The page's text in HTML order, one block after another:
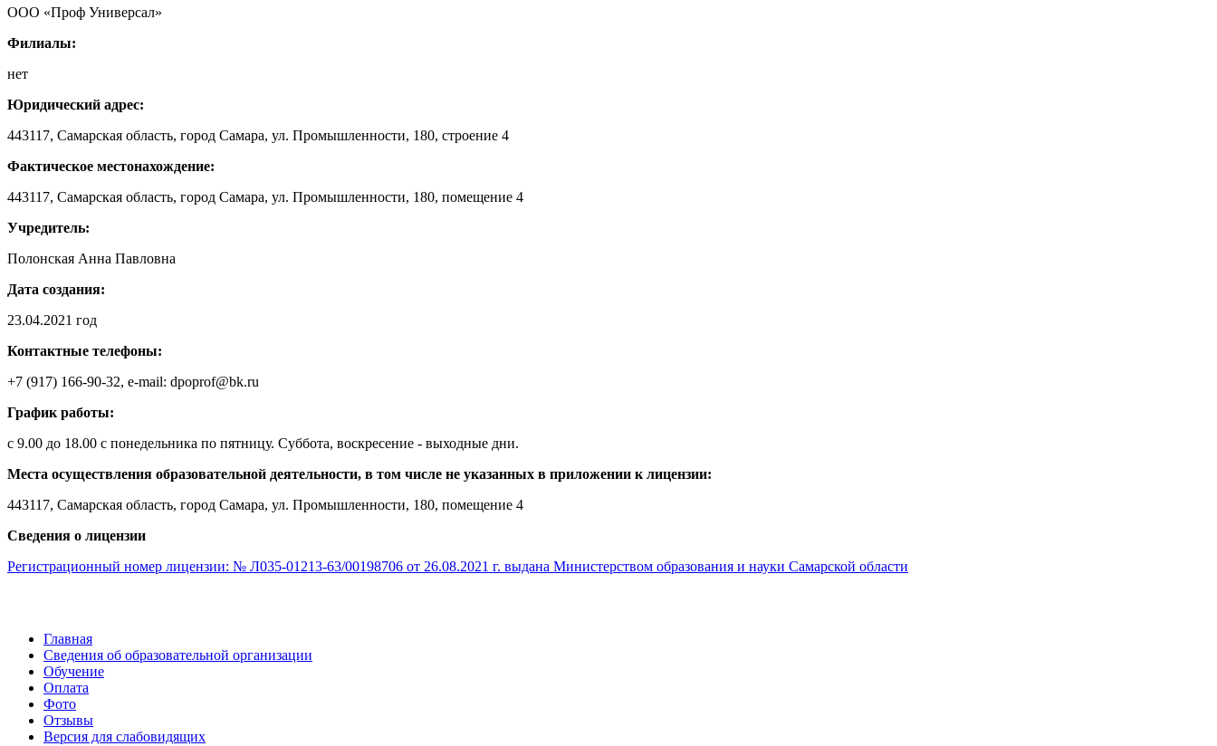
ООО «Проф Универсал»
Филиалы:
нет
Юридический адрес:
443117, Самарская область, город Самара, ул. Промышленности, 180, строение 4
Фактическое местонахождение:
443117, Самарская область, город Самара, ул. Промышленности, 180, помещение 4
Учредитель:
Полонская Анна Павловна
Дата создания:
23.04.2021 год
Контактные телефоны:
+7 (917) 166-90-32, e-mail: dpoprof@bk.ru
График работы:
с 9.00 до 18.00 с понедельника по пятницу. Суббота, воскресение - выходные дни.
Места осуществления образовательной деятельности, в том числе не указанных в приложении к лицензии:
443117, Самарская область, город Самара, ул. Промышленности, 180, помещение 4
Сведения о лицензии
Регистрационный номер лицензии: № Л035-01213-63/00198706 от 26.08.2021 г. выдана Министерством образования и науки Самарской области
Главная
Сведения об образовательной организации
Обучение
Оплата
Фото
Отзывы
Версия для слабовидящих